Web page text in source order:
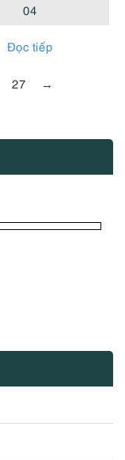
04
Đọc tiếp
27 →